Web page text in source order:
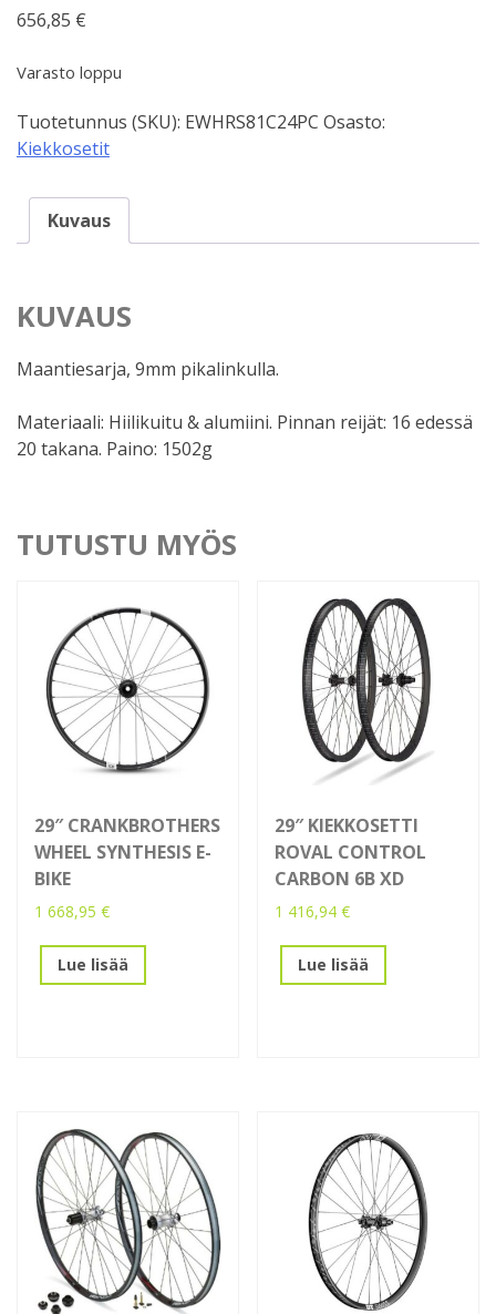
656,85 €
Varasto loppu
Tuotetunnus (SKU): EWHRS81C24PC Osasto:
Kiekkosetit
Kuvaus
KUVAUS
Maantiesarja, 9mm pikalinkulla.
Materiaali: Hiilikuitu & alumiini. Pinnan reijät: 16 edessä
20 takana. Paino: 1502g
TUTUSTU MYÖS
29″ CRANKBROTHERS
WHEEL SYNTHESIS E-
BIKE
1 668,95 €
Lue lisää
29″ KIEKKOSETTI
ROVAL CONTROL
CARBON 6B XD
1 416,94€
Lue lisää